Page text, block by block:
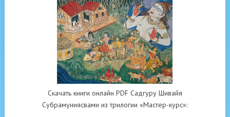
Скачать книги онлайн PDF Садгуру Шивайя
Субрамуниясвами из трилогии «Мастер-курс»: